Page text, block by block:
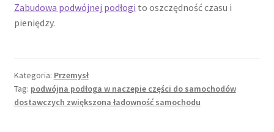
Zabudowa podwójnej podłogi to oszczędność czasu i
pieniędzy.
Kategoria: Przemysł
Tag: podwójna podłoga w naczepie części do samochodów
dostawczych zwiększona ładowność samochodu